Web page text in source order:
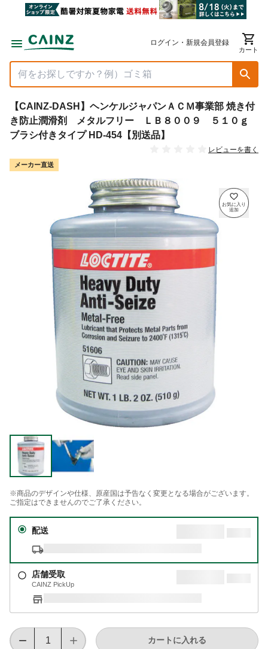
ログイン・新規会員登録
カート
【CAINZ-DASH】ヘンケルジャパンＡＣＭ事業部 焼き付
き防止潤滑剤 メタルフリー ＬＢ８００９ ５１０ｇ
ブラシ付きタイプ HD-454【別送品】
レビューを書く
メーカー直送
※商品のデザインや仕様、原産国は予告なく変更となる場合がございます。
ご指定はできませんのでご了承ください。
配送
店舗受取
CAINZ PickUp
カートに入れる